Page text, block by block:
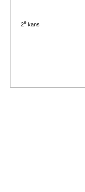
2e kans